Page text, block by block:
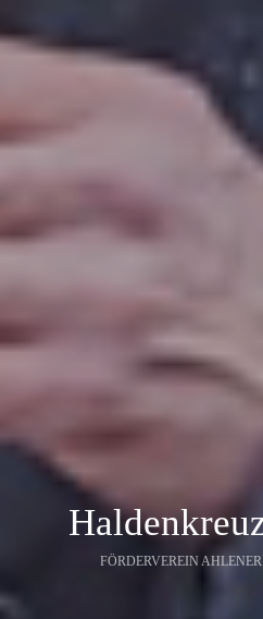
FÖRDERVEREIN